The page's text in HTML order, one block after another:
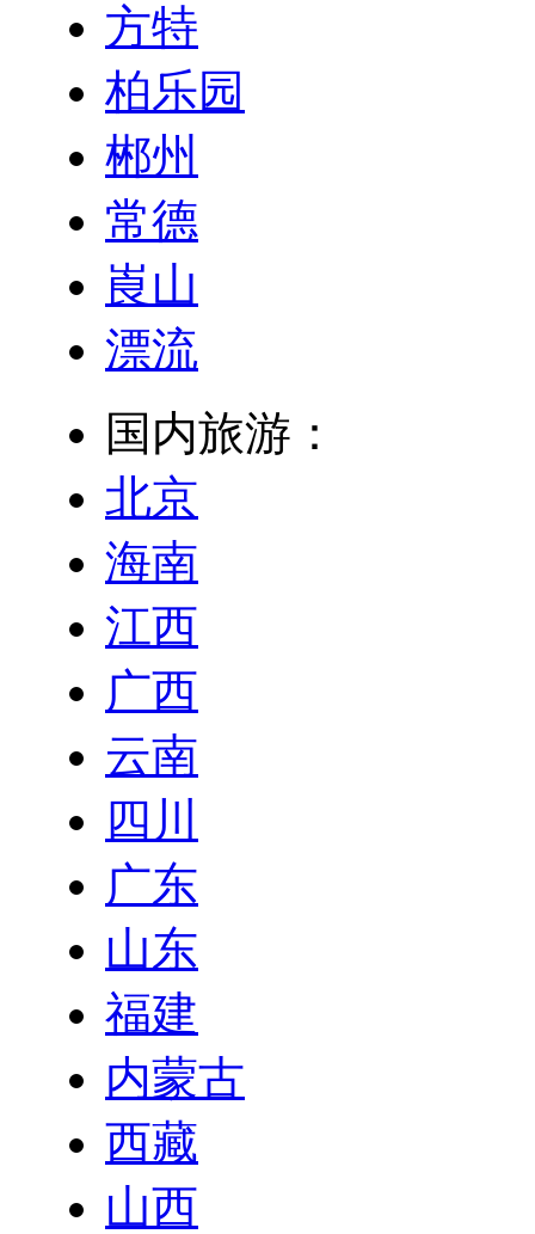
方特
柏乐园
郴州
常德
崀山
漂流
国内旅游：
北京
海南
江西
广西
云南
四川
广东
山东
福建
内蒙古
西藏
山西